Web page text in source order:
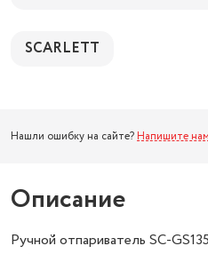
SCARLETT
Нашли ошибку на сайте? Напишите нам
Описание
Ручной отпариватель SC-